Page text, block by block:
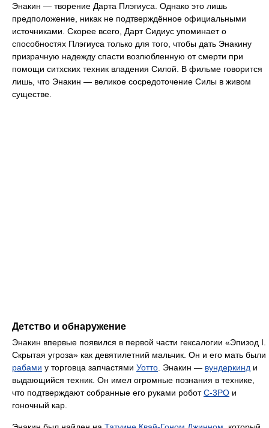
Энакин — творение Дарта Плэгиуса. Однако это лишь
предположение, никак не подтверждённое официальными
источниками. Скорее всего, Дарт Сидиус упоминает о
способностях Плэгиуса только для того, чтобы дать Энакину
призрачную надежду спасти возлюбленную от смерти при
помощи ситхских техник владения Силой. В фильме говорится
лишь, что Энакин — великое сосредоточение Силы в живом
существе.
Детство и обнаружение
Энакин впервые появился в первой части гексалогии «Эпизод I.
Скрытая угроза» как девятилетний мальчик. Он и его мать были
рабами у торговца запчастями Уотто . Энакин — вундеркинд и
выдающийся техник. Он имел огромные познания в технике,
что подтверждают собранные его руками роботC-3PO и
гоночный кар.